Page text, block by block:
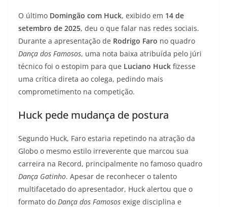
O último Domingão com Huck, exibido em 14 de
setembro de 2025, deu o que falar nas redes sociais.
Durante a apresentação de Rodrigo Faro no quadro
Dança dos Famosos, uma nota baixa atribuída pelo júri
técnico foi o estopim para que Luciano Huck fizesse
uma crítica direta ao colega, pedindo mais
comprometimento na competição.
Huck pede mudança de postura
Segundo Huck, Faro estaria repetindo na atração da
Globo o mesmo estilo irreverente que marcou sua
carreira na Record, principalmente no famoso quadro
Dança Gatinho. Apesar de reconhecer o talento
multifacetado do apresentador, Huck alertou que o
formato do Dança dos Famosos exige disciplina e